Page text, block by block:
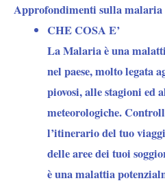
Approfondimenti sulla malaria
CHE COSA E’
La Malaria è una
nel paese, molto legata
piovosi, alle stagioni ed
meteorologiche.
l’itinerario del tuo
delle aree dei tuoi
è una malattia